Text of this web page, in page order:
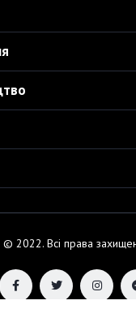
© 2022. Всі права